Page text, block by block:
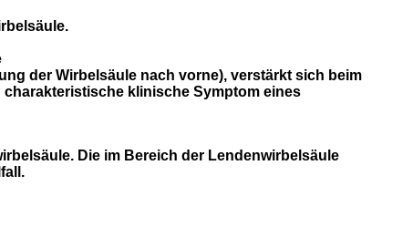
der Wirbelsäule nach vorne), verstärkt sich beim
klinische Symptom eines
Die im Bereich der Lendenwirbelsäule